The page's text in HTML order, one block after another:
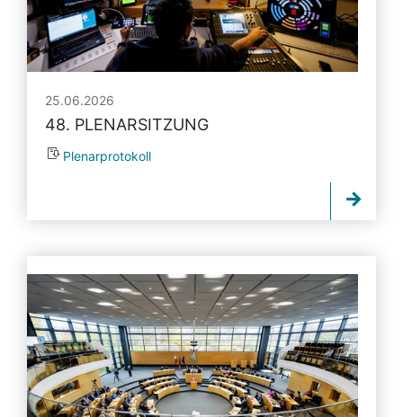
25.06.2026
48. PLENARSITZUNG
Plenarprotokoll